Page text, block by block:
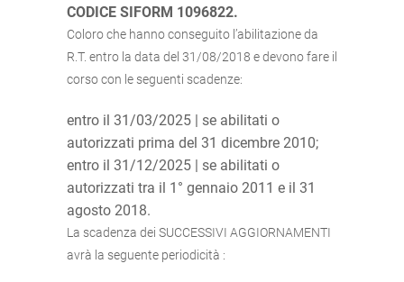
CODICE SIFORM 1096822.
Coloro che hanno conseguito l’abilitazione da
R.T. entro la data del 31/08/2018 e devono fare il
corso con le seguenti scadenze:
entro il 31/03/2025 | se abilitati o
autorizzati prima del 31 dicembre 2010;
entro il 31/12/2025 | se abilitati o
autorizzati tra il 1° gennaio 2011 e il 31
agosto 2018.
La scadenza dei SUCCESSIVI AGGIORNAMENTI
avrà la seguente periodicità :